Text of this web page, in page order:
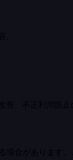
。
、不正利用防止
合があります